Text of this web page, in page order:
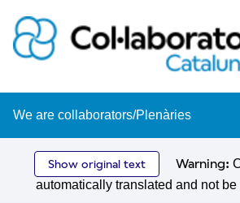
We are collaborators/Plenàries
Show original text Warning:
automatically translated and not be